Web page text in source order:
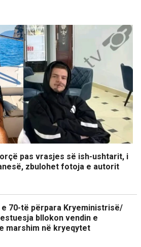
pas vrasjes së ish-ushtarit, i
zbulohet fotoja e autorit
70-të përpara Kryeministrisë/
bllokon vendin e
marshim në kryeqytet